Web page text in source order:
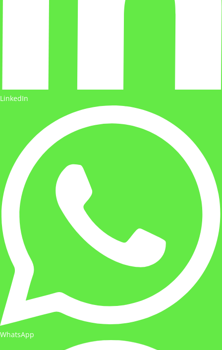
LinkedIn
WhatsApp